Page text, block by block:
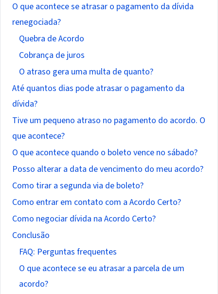
O que acontece se atrasar o pagamento da dívida
renegociada?
Quebra de Acordo
Cobrança de juros
O atraso gera uma multa de quanto?
Até quantos dias pode atrasar o pagamento da
dívida?
Tive um pequeno atraso no pagamento do acordo. O
que acontece?
O que acontece quando o boleto vence no sábado?
Posso alterar a data de vencimento do meu acordo?
Como tirar a segunda via de boleto?
Como entrar em contato com a Acordo Certo?
Como negociar dívida na Acordo Certo?
Conclusão
FAQ: Perguntas frequentes
O que acontece se eu atrasar a parcela de um
acordo?